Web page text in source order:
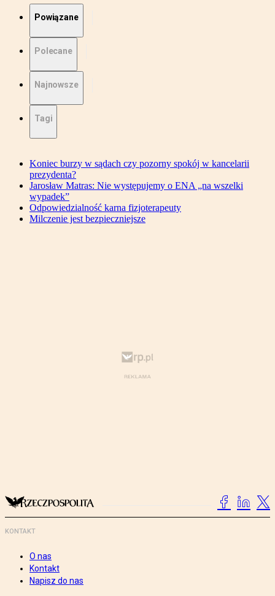
Powiązane
Polecane
Najnowsze
Tagi
Koniec burzy w sądach czy pozorny spokój w kancelarii
prezydenta?
Jarosław Matras: Nie występujemy o ENA „na wszelki
wypadek”
Odpowiedzialność karna fizjoterapeuty
Milczenie jest bezpieczniejsze
KONTAKT
O nas
Kontakt
Napisz do nas